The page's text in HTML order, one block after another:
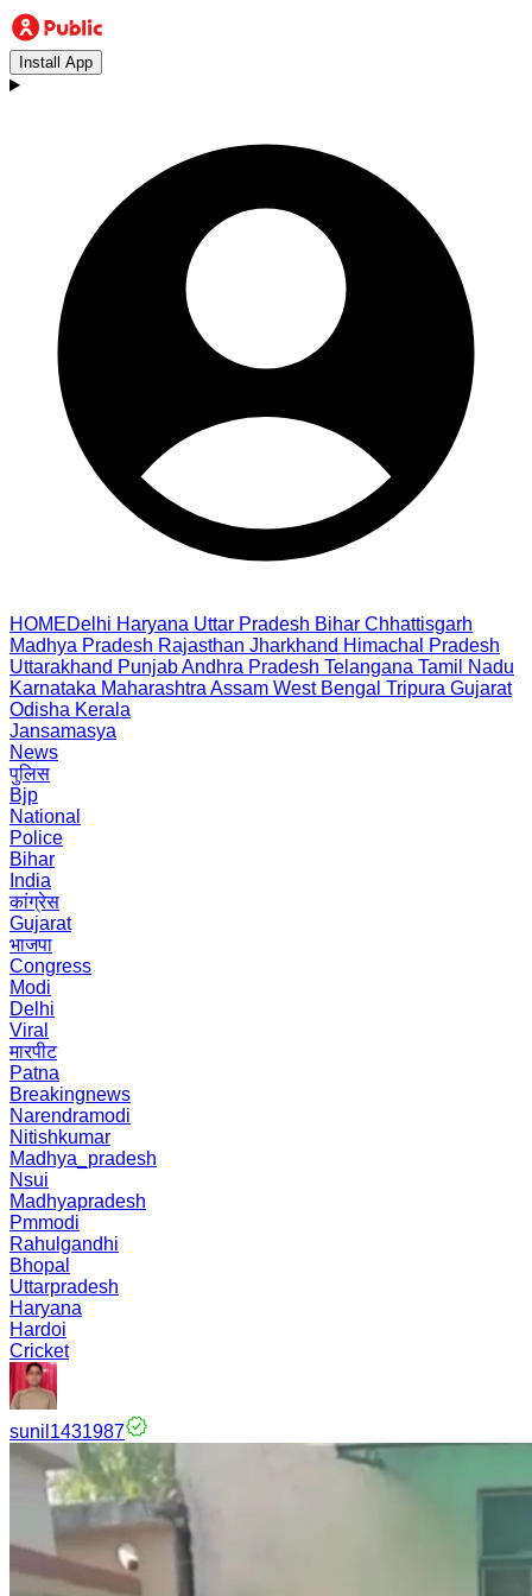
Install App
HOMEDelhi Haryana Uttar Pradesh Bihar Chhattisgarh
Madhya Pradesh Rajasthan Jharkhand Himachal Pradesh
Uttarakhand PunjabAndhra Pradesh Telangana Tamil Nadu
Karnataka Maharashtra Assam West Bengal Tripura Gujarat
Odisha Kerala
Jansamasya
News
पुलिस
Bjp
National
Police
Bihar
India
कांग्रेस
Gujarat
भाजपा
Congress
Modi
Delhi
Viral
मारपीट
Patna
Breakingnews
Narendramodi
Nitishkumar
Madhya_pradesh
Nsui
Madhyapradesh
Pmmodi
Rahulgandhi
Bhopal
Uttarpradesh
Haryana
Hardoi
Cricket
sunil1431987